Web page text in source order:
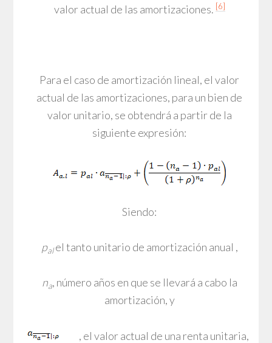
valor actual de las amortizaciones. [6]
Para el caso de amortización lineal, el valor
actual de las amortizaciones, para un bien de
valor unitario, se obtendrá a partir de la
siguiente expresión:
Siendo:
palel tanto unitario de amortización anual ,
na, número años en que se llevará a cabo la
amortización, y
, el valor actual de una renta unitaria,